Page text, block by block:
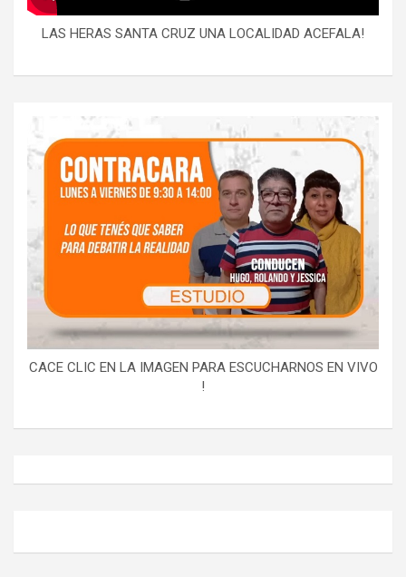
LAS HERAS SANTA CRUZ UNA LOCALIDAD ACEFALA!
CACE CLIC EN LA IMAGEN PARA ESCUCHARNOS EN VIVO
!